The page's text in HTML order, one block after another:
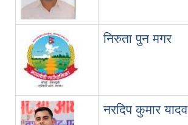
निरुता पुन मगर
नरदिप कुमार यादव